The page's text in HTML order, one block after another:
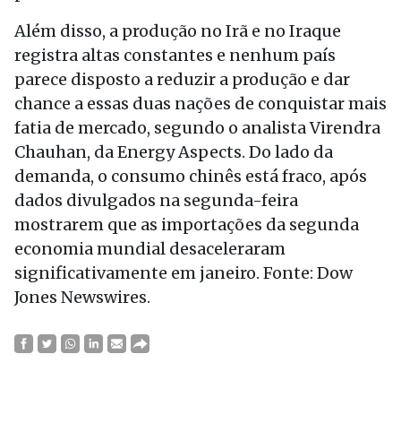
Além disso, a produção no Irã e no Iraque
registra altas constantes e nenhum país
parece disposto a reduzir a produção e dar
chance a essas duas nações de conquistar mais
fatia de mercado, segundo o analista Virendra
Chauhan, da Energy Aspects. Do lado da
demanda, o consumo chinês está fraco, após
dados divulgados na segunda-feira
mostrarem que as importações da segunda
economia mundial desaceleraram
significativamente em janeiro. Fonte: Dow
Jones Newswires.